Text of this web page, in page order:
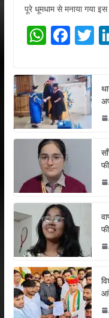
पूरे धूमधाम से मनाया गया
W
at
s
A
p
p
F
e
b
o
o
T